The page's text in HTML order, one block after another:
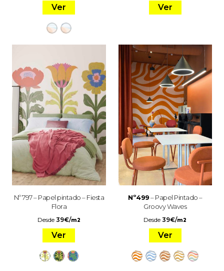
Ver Ver
Nº 797 – Papel pintado – Fiesta
Flora
Desde 39€/m2
Ver
Nº499– Papel Pintado –
Groovy Waves
Desde39€/m2
Ver